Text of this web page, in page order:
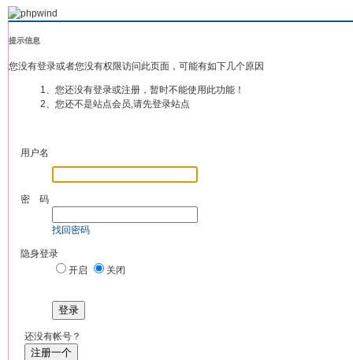
提示信息
您没有登录或者您没有权限访问此页面，可能有如下几个原因
1、您还没有登录或注册，暂时不能使用此功能！
2、您还不是站点会员,请先登录站点
用户名
密 码
找回密码
隐身登录
开启
关闭
登录
还没有帐号？
注册一个